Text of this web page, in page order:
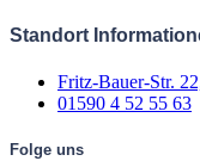
Standort
Fritz-Bauer-Str.
01590 4 52 55 63
Folge uns